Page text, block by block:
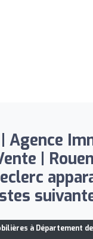
Agence
|
à Département